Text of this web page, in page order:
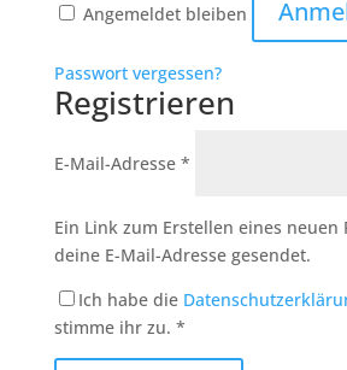
Angemeldet bleiben
Passwort vergessen?
Registrieren
E-Mail-Adresse *
Ein Link zum Erstellen eines neuen
deine E-Mail-Adresse gesendet.
Ich habe die
stimme ihr zu. *